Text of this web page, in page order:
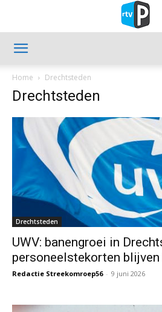
Home Drechtsteden
Drechtsteden
Drechtsteden
UWV: banengroei in
personeelstekorten blijven
Redactie Streekomroep56 - 9 juni 2026